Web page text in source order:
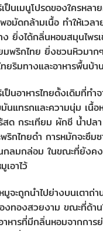
ป็นเมนูโปรดของใครหลา
มัดกล้ามเนื้อ ทำให้เวลา
ง ยิ่งได้กลิ่นหอมสมุนไพร
มพริกไทย ยิ่งชวนหิวมา
ยริมทางและอาหารพื้นบ้า
ป็นอาหารไทยดั้งเดิมที่ทำ
นแทรกและความนุ่ม เนื้
สด กระเทียม ผักชี น้ำปล
กไทยดำ การหมักจะซึมซ
กลมกล่อม ในขณะที่ยังค
เอาไว้
จะถูกนำไปย่างบนเตาถ่า
งทองสวยงาม ขณะที่ด้า
หารที่มีกลิ่นหอมจากการ